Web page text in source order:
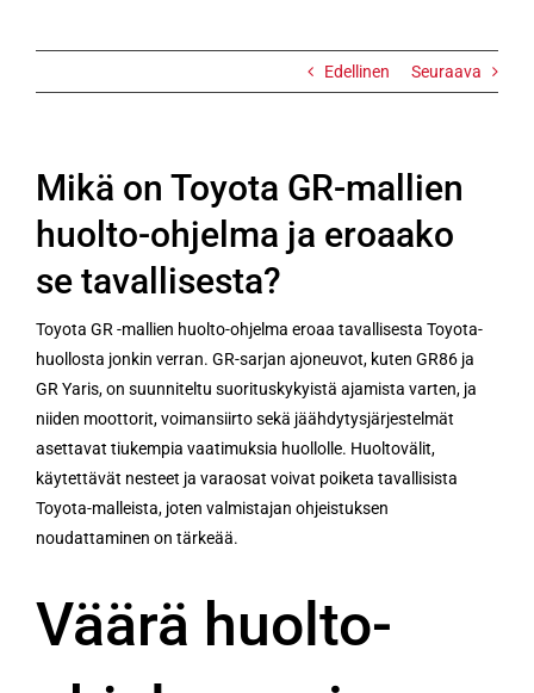
Edellinen Seuraava
Mikä on Toyota GR-mallien
huolto-ohjelma ja eroaako
se tavallisesta?
Toyota GR -mallien huolto-ohjelma eroaa tavallisesta Toyota-
huollosta jonkin verran. GR-sarjan ajoneuvot, kuten GR86 ja
GR Yaris, on suunniteltu suorituskykyistä ajamista varten, ja
niiden moottorit, voimansiirto sekä jäähdytysjärjestelmät
asettavat tiukempia vaatimuksia huollolle. Huoltovälit,
käytettävät nesteet ja varaosat voivat poiketa tavallisista
Toyota-malleista, joten valmistajan ohjeistuksen
noudattaminen on tärkeää.
Väärä huolto-